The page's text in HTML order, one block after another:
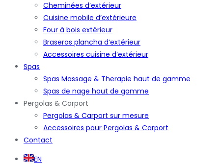
Cheminées d’extérieur
Cuisine mobile d’extérieure
Four à bois extérieur
Braseros plancha d’extérieur
Accessoires cuisine d’extérieur
Spas
Spas Massage & Therapie haut de gamme
Spas de nage haut de gamme
Pergolas & Carport
Pergolas & Carport sur mesure
Accessoires pour Pergolas & Carport
Contact
EN